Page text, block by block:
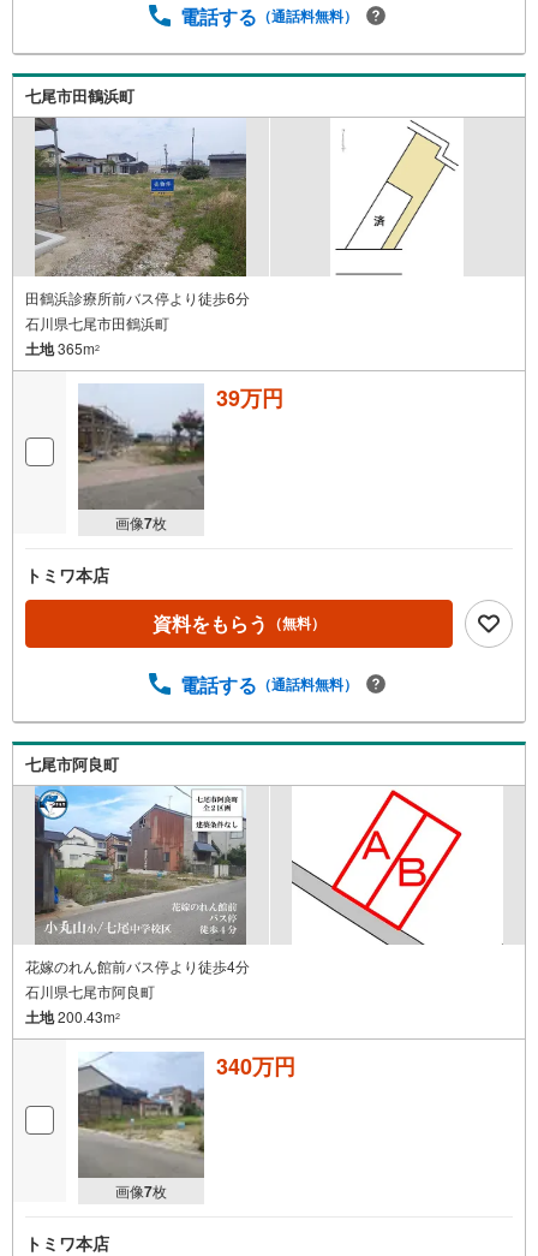
電話する （通話料無料）
七尾市田鶴浜町
田鶴浜診療所前バス停より徒歩6分
石川県七尾市田鶴浜町
土地365m2
画像7枚
39万円
トミワ本店
資料をもらう （無料）
電話する （通話料無料）
七尾市阿良町
花嫁のれん館前バス停より徒歩4分
石川県七尾市阿良町
土地200.43m2
画像7枚
340万円
トミワ本店